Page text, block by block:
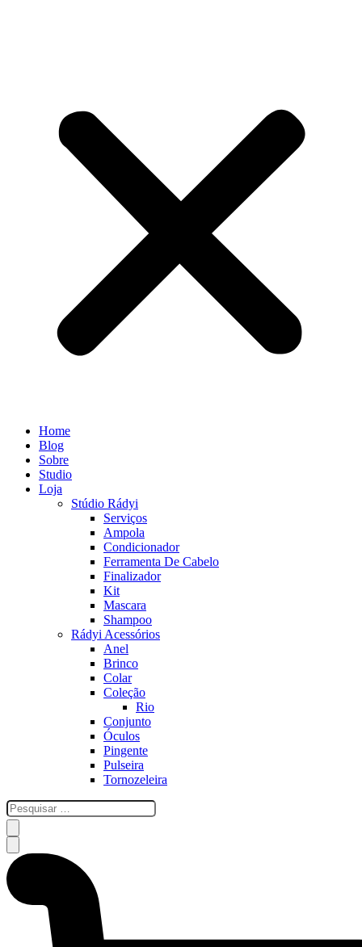
Home
Blog
Sobre
Studio
Loja
Stúdio Rádyi
Serviços
Ampola
Condicionador
Ferramenta De Cabelo
Finalizador
Kit
Mascara
Shampoo
Rádyi Acessórios
Anel
Brinco
Colar
Coleção
Rio
Conjunto
Óculos
Pingente
Pulseira
Tornozeleira
…